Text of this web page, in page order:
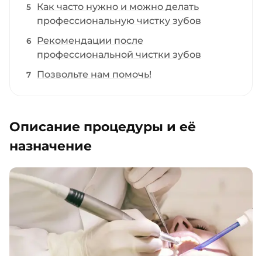
Как часто нужно и можно делать
профессиональную чистку зубов
Рекомендации после
профессиональной чистки зубов
Позвольте нам помочь!
Описание процедуры и её
назначение